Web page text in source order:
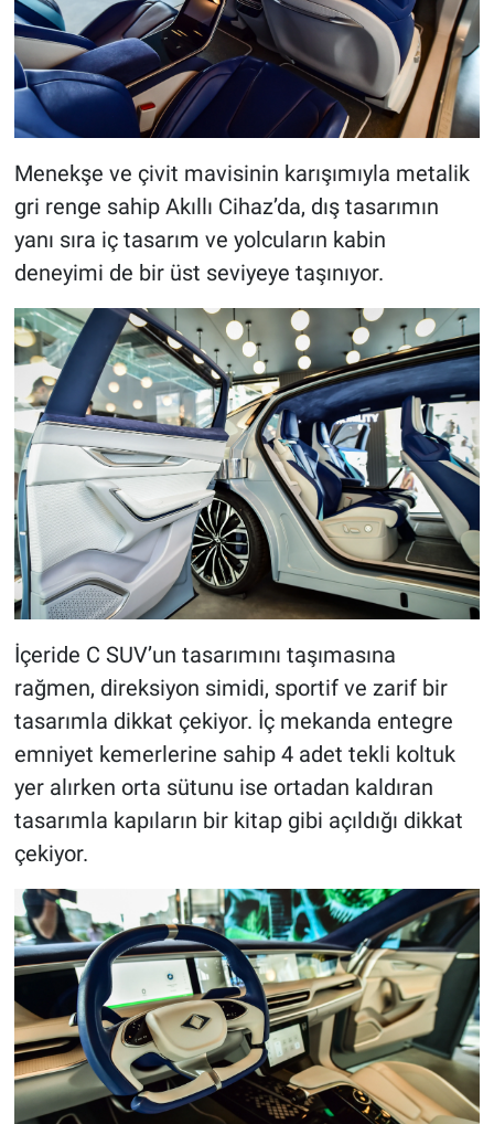
Menekşe ve çivit mavisinin karışımıyla metalik
gri renge sahip Akıllı Cihaz’da, dış tasarımın
yanı sıra iç tasarım ve yolcuların kabin
deneyimi de bir üst seviyeye taşınıyor.
İçeride C SUV’un tasarımını taşımasına
rağmen, direksiyon simidi, sportif ve zarif bir
tasarımla dikkat çekiyor. İç mekanda entegre
emniyet kemerlerine sahip 4 adet tekli koltuk
yer alırken orta sütunu ise ortadan kaldıran
tasarımla kapıların bir kitap gibi açıldığı dikkat
çekiyor.